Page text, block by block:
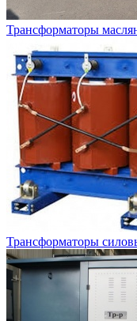
Трансформаторы
Трансформаторы